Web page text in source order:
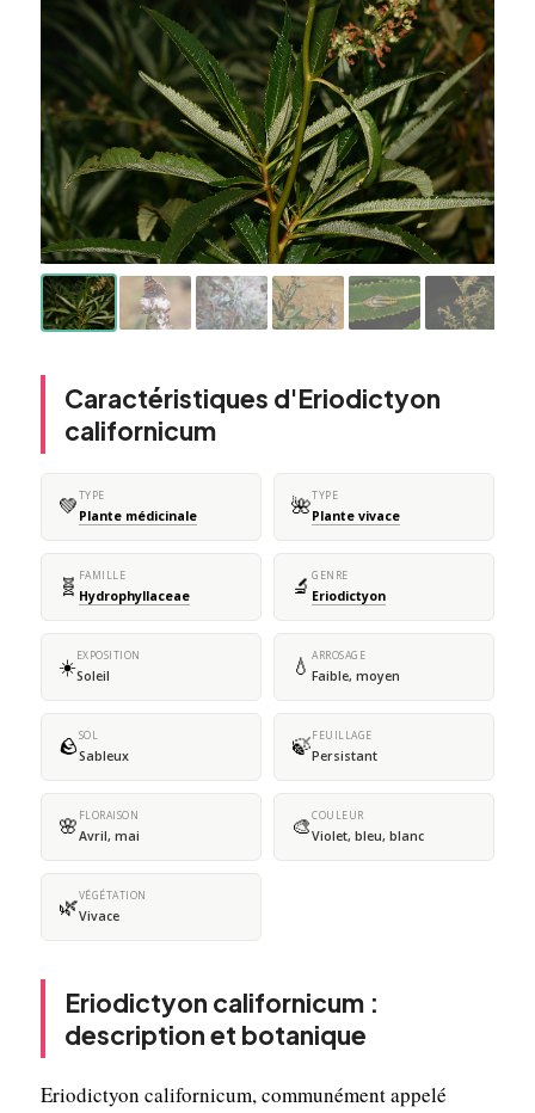
Caractéristiques d'Eriodictyon
californicum
💚TYPE
Plante médicinale 🌺TYPE
Plante vivace
🧬 FAMILLE
Hydrophyllaceae 🔬 GENRE
Eriodictyon
☀️EXPOSITION
Soleil 💧 ARROSAGE
Faible, moyen
🪨SOL
Sableux 🍃FEUILLAGE
Persistant
🌸 FLORAISON
Avril, mai 🎨COULEUR
Violet, bleu, blanc
🌿VÉGÉTATION
Vivace
Eriodictyon californicum :
description et botanique
Eriodictyon californicum, communément appelé